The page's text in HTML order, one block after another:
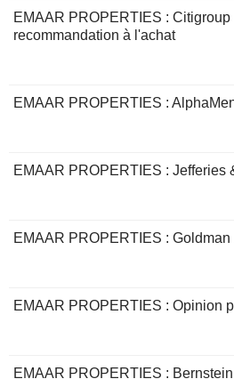
EMAAR PROPERTIES : Citigroup
recommandation à l'achat
EMAAR PROPERTIES :
EMAAR PROPERTIES : Jefferies
EMAAR PROPERTIES :
EMAAR PROPERTIES : Opinion
EMAAR PROPERTIES :